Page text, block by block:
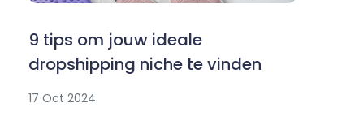
9 tips om jouw ideale
dropshipping niche te vinden
17 Oct 2024